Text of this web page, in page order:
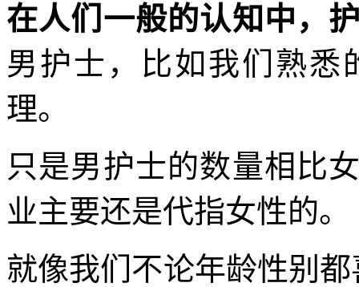
在人们一般的认知中，
男护士，比如我们熟悉
理。
只是男护士的数量相比
业主要还是代指女性的。
就像我们不论年龄性别